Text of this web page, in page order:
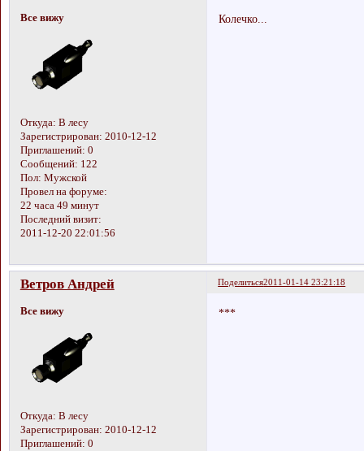
Все вижу
Откуда: В лесу
Зарегистрирован: 2010-12-12
Приглашений: 0
Сообщений: 122
Пол: Мужской
Провел на форуме:
22 часа 49 минут
Последний визит:
2011-12-20 22:01:56
Колечко...
Поделиться2011-01-14 23:21:18
Ветров Андрей
Все вижу
Откуда: В лесу
Зарегистрирован: 2010-12-12
Приглашений: 0
***